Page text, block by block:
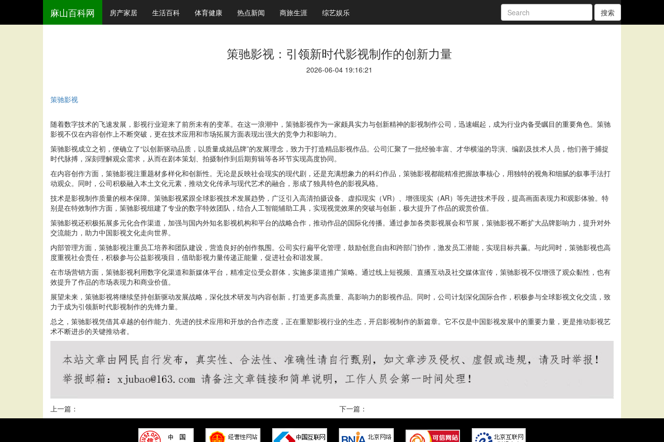
麻山百科网 房产家居 生活百科 体育健康 热点新闻 商旅生涯 综艺娱乐 搜索
策驰影视：引领新时代影视制作的创新力量
2026-06-04 19:16:21
策驰影视
随着数字技术的飞速发展，影视行业迎来了前所未有的变革。在这一浪潮中，策驰影视作为一家颇具实力与创新精神的影视制作公司，迅速崛起，成为行业内备受瞩目的重要角色。策驰
影视不仅在内容创作上不断突破，更在技术应用和市场拓展方面表现出强大的竞争力和影响力。
策驰影视成立之初，便确立了“以创新驱动品质，以质量成就品牌”的发展理念，致力于打造精品影视作品。公司汇聚了一批经验丰富、才华横溢的导演、编剧及技术人员，他们善于捕捉
时代脉搏，深刻理解观众需求，从而在剧本策划、拍摄制作到后期剪辑等各环节实现高度协同。
在内容创作方面，策驰影视注重题材多样化和创新性。无论是反映社会现实的现代剧，还是充满想象力的科幻作品，策驰影视都能精准把握故事核心，用独特的视角和细腻的叙事手法打
动观众。同时，公司积极融入本土文化元素，推动文化传承与现代艺术的融合，形成了独具特色的影视风格。
技术是影视制作质量的根本保障。策驰影视紧跟全球影视技术发展趋势，广泛引入高清拍摄设备、虚拟现实（VR）、增强现实（AR）等先进技术手段，提高画面表现力和观影体验。特
别是在特效制作方面，策驰影视组建了专业的数字特效团队，结合人工智能辅助工具，实现视觉效果的突破与创新，极大提升了作品的观赏价值。
策驰影视还积极拓展多元化合作渠道，加强与国内外知名影视机构和平台的战略合作，推动作品的国际化传播。通过参加各类影视展会和节展，策驰影视不断扩大品牌影响力，提升对外
交流能力，助力中国影视文化走向世界。
内部管理方面，策驰影视注重员工培养和团队建设，营造良好的创作氛围。公司实行扁平化管理，鼓励创意自由和跨部门协作，激发员工潜能，实现目标共赢。与此同时，策驰影视也高
度重视社会责任，积极参与公益影视项目，借助影视力量传递正能量，促进社会和谐发展。
在市场营销方面，策驰影视利用数字化渠道和新媒体平台，精准定位受众群体，实施多渠道推广策略。通过线上短视频、直播互动及社交媒体宣传，策驰影视不仅增强了观众黏性，也有
效提升了作品的市场表现力和商业价值。
展望未来，策驰影视将继续坚持创新驱动发展战略，深化技术研发与内容创新，打造更多高质量、高影响力的影视作品。同时，公司计划深化国际合作，积极参与全球影视文化交流，致
力于成为引领新时代影视制作的先锋力量。
总之，策驰影视凭借其卓越的创作能力、先进的技术应用和开放的合作态度，正在重塑影视行业的生态，开启影视制作的新篇章。它不仅是中国影视发展中的重要力量，更是推动影视艺
术不断进步的关键推动者。
上一篇： 下一篇：